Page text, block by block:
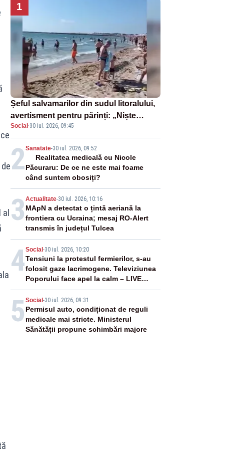
1
Șeful salvamarilor din sudul litoralului,
avertisment pentru părinți: „Niște
cursuri de înot la piscină nu sunt
suficiente”
Social ·30 iul. 2026, 09:45
2Sanatate-30 iul. 2026, 09:52
Realitatea medicală cu Nicole
Păcuraru: De ce ne este mai foame
când suntem obosiți?
3 Actualitate-30 iul. 2026, 10:16
MApN a detectat o țintă aeriană la
frontiera cu Ucraina; mesaj RO-Alert
transmis în județul Tulcea
4Social -30 iul. 2026, 10:20
Tensiuni la protestul fermierilor, s-au
folosit gaze lacrimogene. Televiziunea
Poporului face apel la calm – LIVE
TEXT
5 Social -30 iul. 2026, 09:31
Permisul auto, condiționat de reguli
medicale mai stricte. Ministerul
Sănătății propune schimbări majore